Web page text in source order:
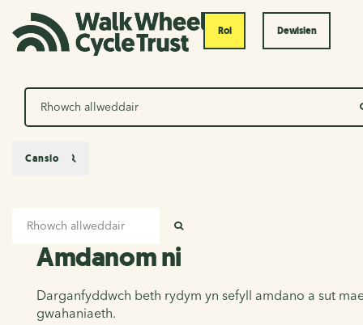
Roi Dewislen
Chwilio
Amdanom ni
Amdanom ni
Darganfyddwch beth rydym yn sefyll amdano a sut
gwahaniaeth.
Canslo